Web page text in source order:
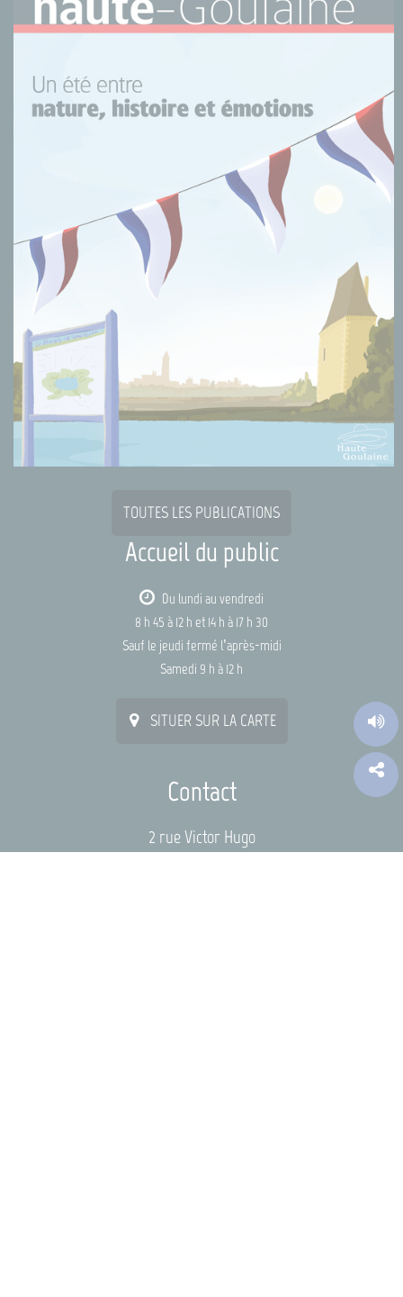
TOUTES LES PUBLICATIONS
Accueil du public
Du lundi au vendredi
8 h 45 à 12 h et 14 h à 17 h 30
Sauf le jeudi fermé l’après-midi
Samedi 9 h à 12 h
SITUER SUR LA CARTE
Contact
2 rue Victor Hugo
44115 HAUTE-GOULAINE